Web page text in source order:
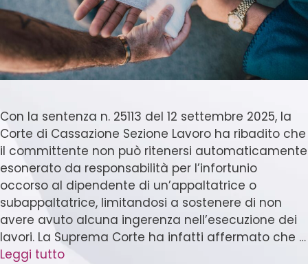
Con la sentenza n. 25113 del 12 settembre 2025, la
Corte di Cassazione Sezione Lavoro ha ribadito che
il committente non può ritenersi automaticamente
esonerato da responsabilità per l’infortunio
occorso al dipendente di un’appaltatrice o
subappaltatrice, limitandosi a sostenere di non
avere avuto alcuna ingerenza nell’esecuzione dei
lavori. La Suprema Corte ha infatti affermato che …
Leggi tutto